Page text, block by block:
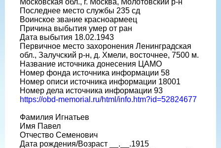
Московская обл., г. Москва, Молотовский р-н
Последнее место службы 235 сд
Воинское звание красноармеец
Причина выбытия умер от ран
Дата выбытия 18.02.1943
Первичное место захоронения Ленинградская
обл., Залучский р-н, д. Хмели, восточнее, 7500 м.
Название источника донесения ЦАМО
Номер фонда источника информации 58
Номер описи источника информации 18001
Номер дела источника информации 93
https://obd-memorial.ru/html/info.htm?id=52824677
Фамилия Игнатьев
Имя Павел
Отчество Семенович
Дата рождения/Возраст __.__.1915